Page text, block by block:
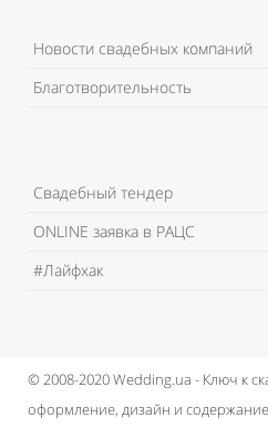
Новости свадебных компаний
Благотворительность
Свадебный тендер
ONLINE заявка в РАЦС
#Лайфхак
© 2008-2020 Wedding.ua - Ключ к
оформление, дизайн и